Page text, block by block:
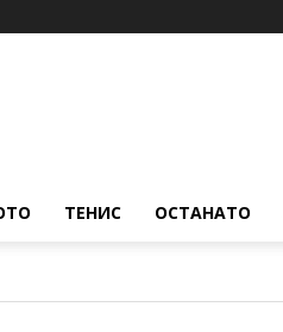
ТЕНИС ОСТАНАТО